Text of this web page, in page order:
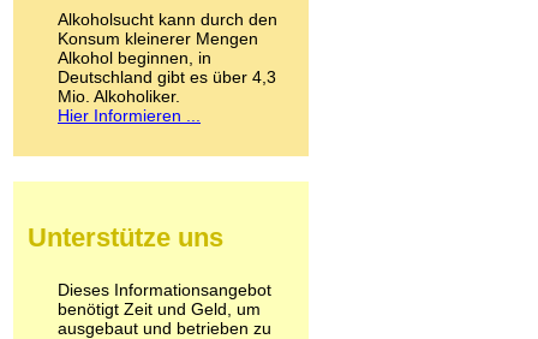
LSD
Marihuana
Medikamente
Meskalin
Metamphetamin
Methadon
Pilze
Psychopharmaka
Schlafmittel
Schmerzmittel
Alkoholsucht kann durch den
Konsum kleinerer Mengen
Alkohol beginnen, in
Deutschland gibt es über 4,3
Mio. Alkoholiker.
Hier Informieren ...
Unterstütze uns
Dieses Informationsangebot
benötigt Zeit und Geld, um
ausgebaut und betrieben zu